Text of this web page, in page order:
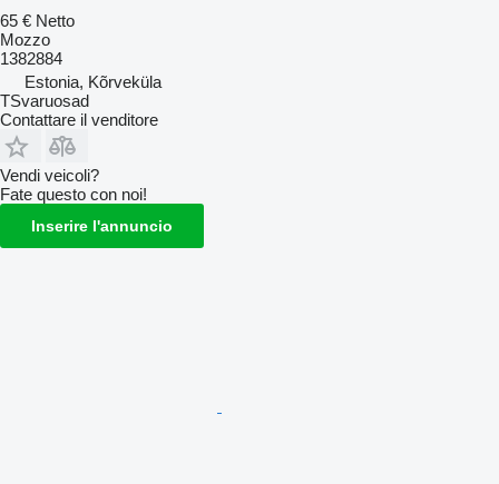
65 € Netto
Mozzo
1382884
Estonia, Kõrveküla
TSvaruosad
Contattare il venditore
Vendi veicoli?
Fate questo con noi!
Inserire l'annuncio